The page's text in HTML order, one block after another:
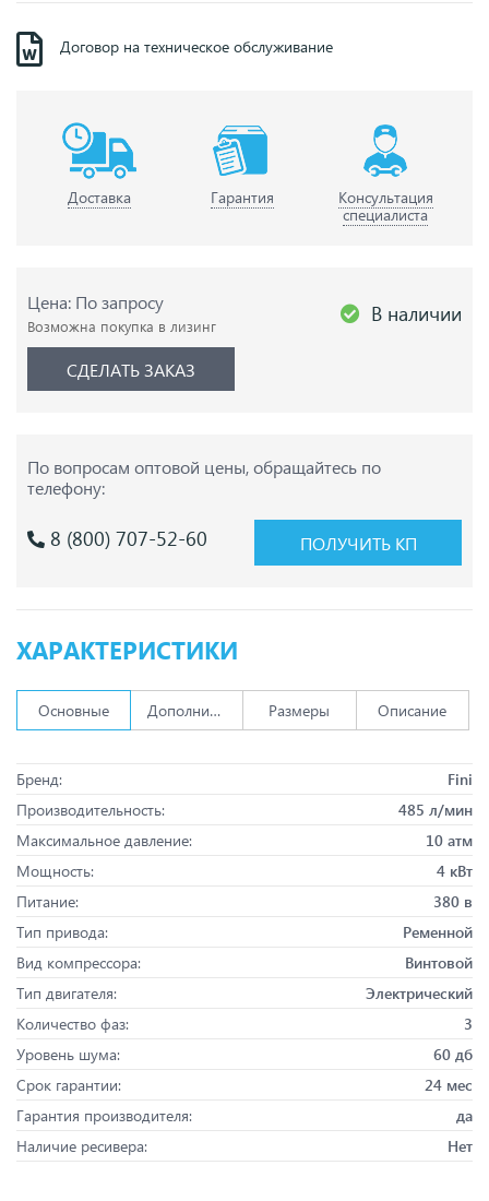
Договор на техническое обслуживание
Доставка Гарантия
Консультация
специалиста
Цена: По запросу
Возможна покупка в лизинг В наличии
СДЕЛАТЬ ЗАКАЗ
По вопросам оптовой цены,обращайтесь по
телефону:
8 (800) 707-52-60 ПОЛУЧИТЬ КП
ХАРАКТЕРИСТИКИ
Основные Дополнительно Размеры Описание
Бренд:
Fini
Производительность:
485 л/мин
Максимальное давление:
10 атм
Мощность:
4 кВт
Питание:
380 в
Тип привода:
Ременной
Вид компрессора:
Винтовой
Тип двигателя:
Электрический
Количество фаз:
3
Уровень шума:
60 дб
Срок гарантии:
24 мес
Гарантия производителя:
да
Наличие ресивера:
Нет